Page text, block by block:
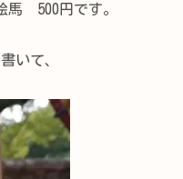
馬 500円です。
いて、